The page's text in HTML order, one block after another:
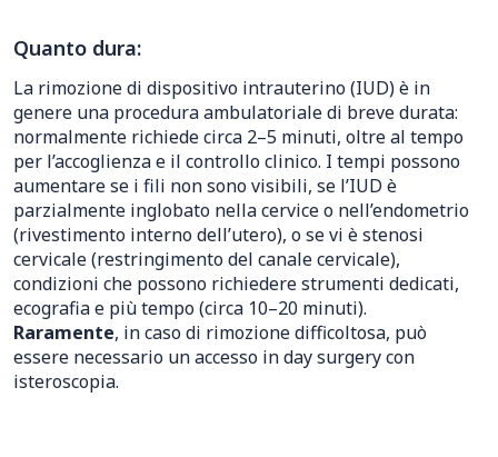
Quanto dura:
La rimozione di dispositivo intrauterino (IUD) è in
genere una procedura ambulatoriale di breve durata:
normalmente richiede circa 2–5 minuti, oltre al tempo
per l’accoglienza e il controllo clinico. I tempi possono
aumentare se i fili non sono visibili, se l’IUD è
parzialmente inglobato nella cervice o nell’endometrio
(rivestimento interno dell’utero), o se vi è stenosi
cervicale (restringimento del canale cervicale),
condizioni che possono richiedere strumenti dedicati,
ecografia e più tempo (circa 10–20 minuti).
Raramente, in caso di rimozione difficoltosa, può
essere necessario un accesso in day surgery con
isteroscopia.